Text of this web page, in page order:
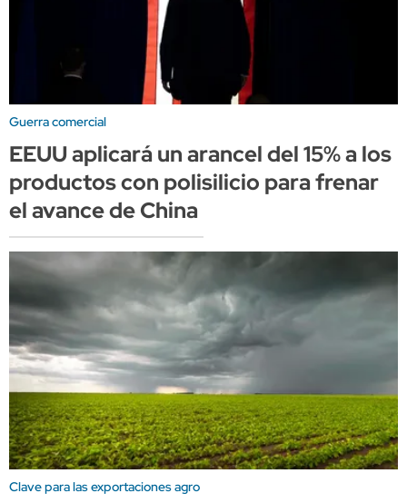
Guerra comercial
EEUU aplicará un arancel del 15% a los
productos con polisilicio para frenar
el avance de China
Clave para las exportaciones agro